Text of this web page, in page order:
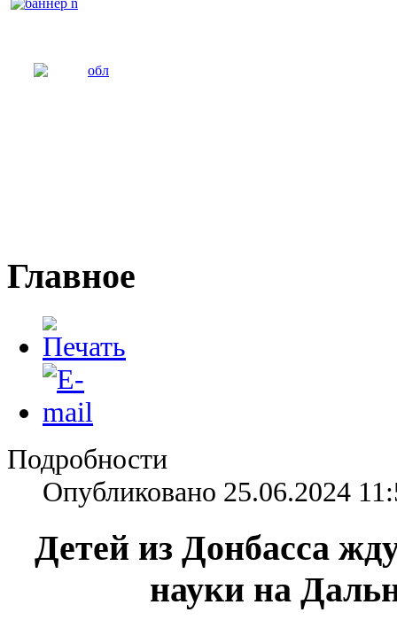
Главное
Подробности
Опубликовано 25.06.2024
Детей из Донбасса
науки на